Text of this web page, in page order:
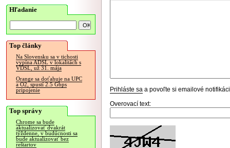
Hľadanie
Top články
Na Slovensku sa v tichosti
vypína ADSL v lokalitách s
VDSL, už 31. mája
Orange sa doťahuje na UPC
a O2, spustí 2.5 Gbps
pripojenie
Top správy
Chrome sa bude
aktualizovať dvakrát
týždenne, v budúcnosti sa
bude aktualizovať bez
reštartov
Prihláste sa a povoľte si emailové
Overovací text: